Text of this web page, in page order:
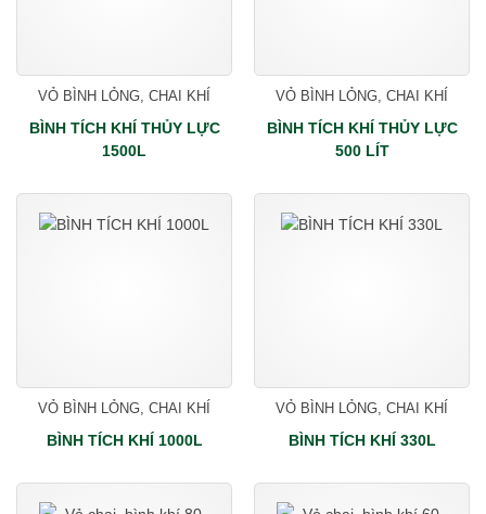
VỎ BÌNH LỎNG, CHAI KHÍ
BÌNH TÍCH KHÍ THỦY LỰC
1500L
VỎ BÌNH LỎNG, CHAI KHÍ
BÌNH TÍCH KHÍ THỦY LỰC
500 LÍT
VỎ BÌNH LỎNG, CHAI KHÍ
BÌNH TÍCH KHÍ 1000L
VỎ BÌNH LỎNG, CHAI KHÍ
BÌNH TÍCH KHÍ 330L